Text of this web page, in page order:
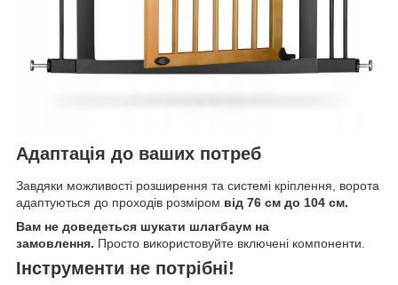
Адаптація до ваших потреб
Завдяки можливості розширення та системі кріплення, ворота
адаптуються до проходів розміром від 76 см до 104 см.
Вам не доведеться шукати шлагбаум на
замовлення. Просто використовуйте включені компоненти.
Інструменти не потрібні!